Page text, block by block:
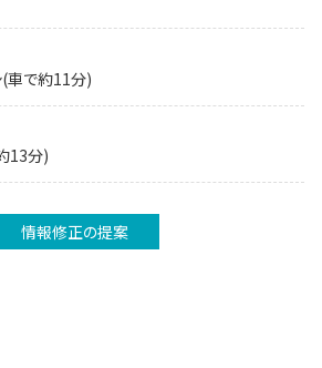
(車で約11分)
13分)
情報修正の提案